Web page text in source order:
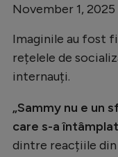
Intră
November 1, 2025
Imaginile au fost
rețelele de
internauți.
„Sammy nu e un
care s-a
dintre reacțiile din